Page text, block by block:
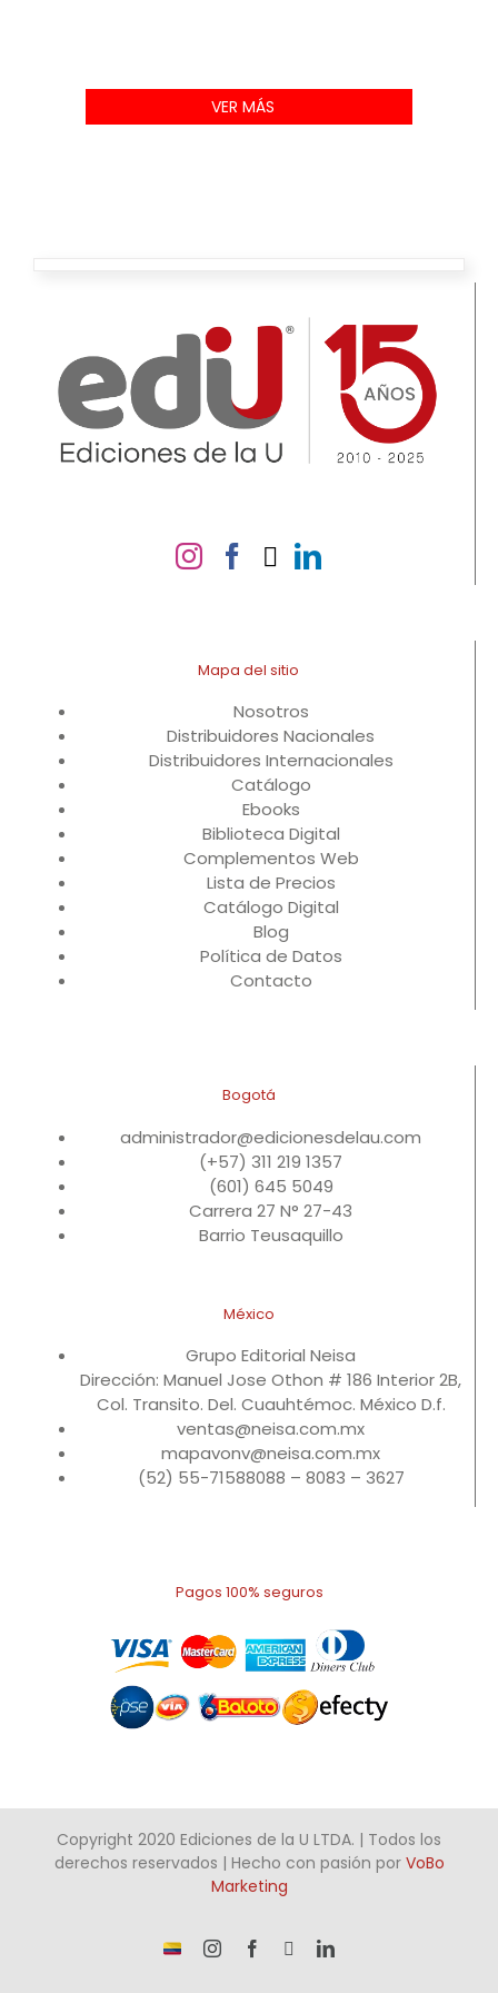
VER MÁS
Mapa del sitio
Nosotros
Distribuidores Nacionales
Distribuidores Internacionales
Catálogo
Ebooks
Biblioteca Digital
Complementos Web
Lista de Precios
Catálogo Digital
Blog
Política de Datos
Contacto
Bogotá
administrador@edicionesdelau.com
(+57) 311 219 1357
(601) 645 5049
Carrera 27 N° 27-43
Barrio Teusaquillo
México
Grupo Editorial Neisa
Dirección: Manuel Jose Othon # 186 Interior 2B,
Col. Transito. Del. Cuauhtémoc. México D.f.
ventas@neisa.com.mx
mapavonv@neisa.com.mx
(52) 55-71588088 – 8083 – 3627
Pagos 100% seguros
Copyright 2020 Ediciones de la U LTDA. | Todos los
derechos reservados | Hecho con pasión por VoBo
Marketing
¡Somos InstagramFacebook LinkedIn